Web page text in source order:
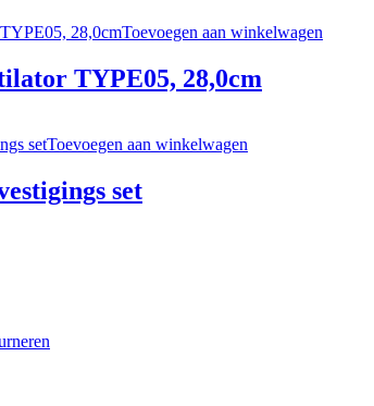
Toevoegen aan winkelwagen
TYPE05, 28,0cm
Toevoegen aan winkelwagen
set